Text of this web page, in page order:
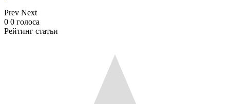
Prev Next
0 0 голоса
Рейтинг статьи